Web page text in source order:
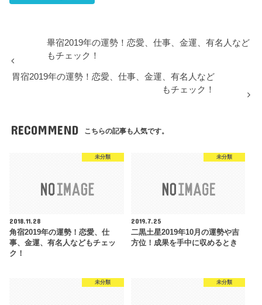
畢宿2019年の運勢！恋愛、仕事、金運、有名人など
もチェック！
胃宿2019年の運勢！恋愛、仕事、金運、有名人など
もチェック！
RECOMMEND こちらの記事も人気です。
未分類
2018.11.28
角宿2019年の運勢！恋愛、仕
事、金運、有名人などもチェッ
ク！
未分類
2019.7.25
二黒土星2019年10月の運勢や吉
方位！成果を手中に収めるとき
未分類 未分類